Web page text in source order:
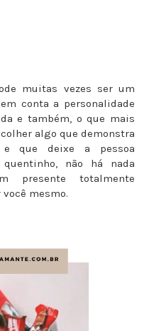
muitas vezes ser um
conta a personalidade
e também, o que mais
algo que demonstra
que deixe a pessoa
não há nada
presente totalmente
mesmo.